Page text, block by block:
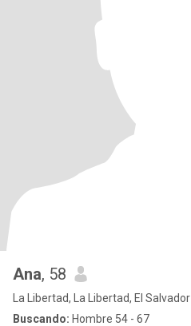
Ana, 58
La Libertad, La Libertad, El Salvador
Buscando: Hombre 54 - 67